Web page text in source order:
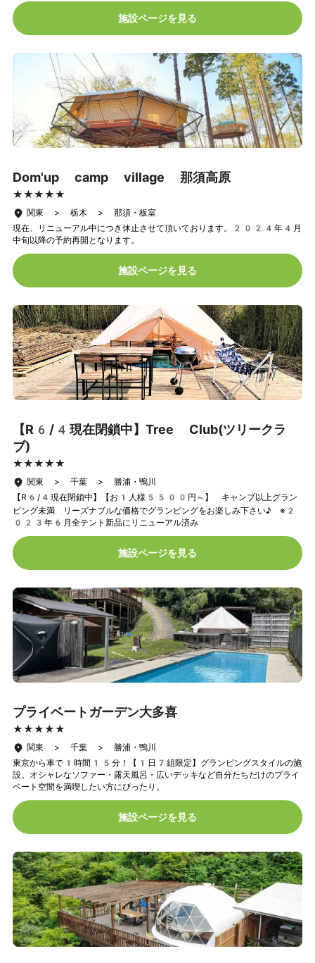
施設ページを見る
Dom'up camp village 那須高原
★★★★★
★★★★★
関東 > 栃木 > 那須・板室
現在、リニューアル中につき休止させて頂いております。2024年4月
中旬以降の予約再開となります。
施設ページを見る
【R6/4現在閉鎖中】Tree Club(ツリークラ
ブ)
★★★★★
★★★★★
関東 > 千葉 > 勝浦・鴨川
【R6/4現在閉鎖中】【お1人様5500円～】 キャンプ以上グラン
ピング未満 リーズナブルな価格でグランピングをお楽しみ下さい♪ ※2
023年6月全テント新品にリニューアル済み
施設ページを見る
プライベートガーデン大多喜
★★★★★
★★★★★
関東 > 千葉 > 勝浦・鴨川
東京から車で1時間15分！【1日7組限定】グランピングスタイルの施
設。オシャレなソファー・露天風呂・広いデッキなど自分たちだけのプライ
ベート空間を満喫したい方にぴったり。
施設ページを見る